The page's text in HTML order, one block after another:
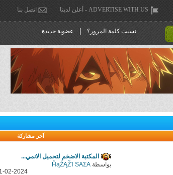
ADVERTISE WITH US - أعلن لدينا اتصل بنا
نسيت كلمة المرور؟ عضوية جديدة
آخر مشاركة
المكتبة الاضخم لتحميل الانمي...
بواسطة ĤąŽĄŽΊ SAΣA
02-2024